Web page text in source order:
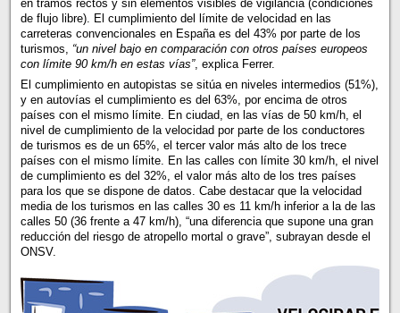
en tramos rectos y sin elementos visibles de vigilancia (condiciones
de flujo libre). El cumplimiento del límite de velocidad en las
carreteras convencionales en España es del 43% por parte de los
turismos, “un nivel bajo en comparación con otros países europeos
con límite 90 km/h en estas vías”, explica Ferrer.
El cumplimiento en autopistas se sitúa en niveles intermedios (51%),
y en autovías el cumplimiento es del 63%, por encima de otros
países con el mismo límite. En ciudad, en las vías de 50 km/h, el
nivel de cumplimiento de la velocidad por parte de los conductores
de turismos es de un 65%, el tercer valor más alto de los trece
países con el mismo límite. En las calles con límite 30 km/h, el nivel
de cumplimiento es del 32%, el valor más alto de los tres países
para los que se dispone de datos. Cabe destacar que la velocidad
media de los turismos en las calles 30 es 11 km/h inferior a la de las
calles 50 (36 frente a 47 km/h), “una diferencia que supone una gran
reducción del riesgo de atropello mortal o grave”, subrayan desde el
ONSV.